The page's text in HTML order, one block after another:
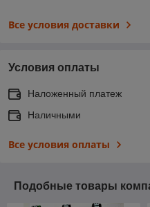
Все условия доставки
Условия оплаты
Наложенный платеж
Наличными
Все условия оплаты
Подобные товары